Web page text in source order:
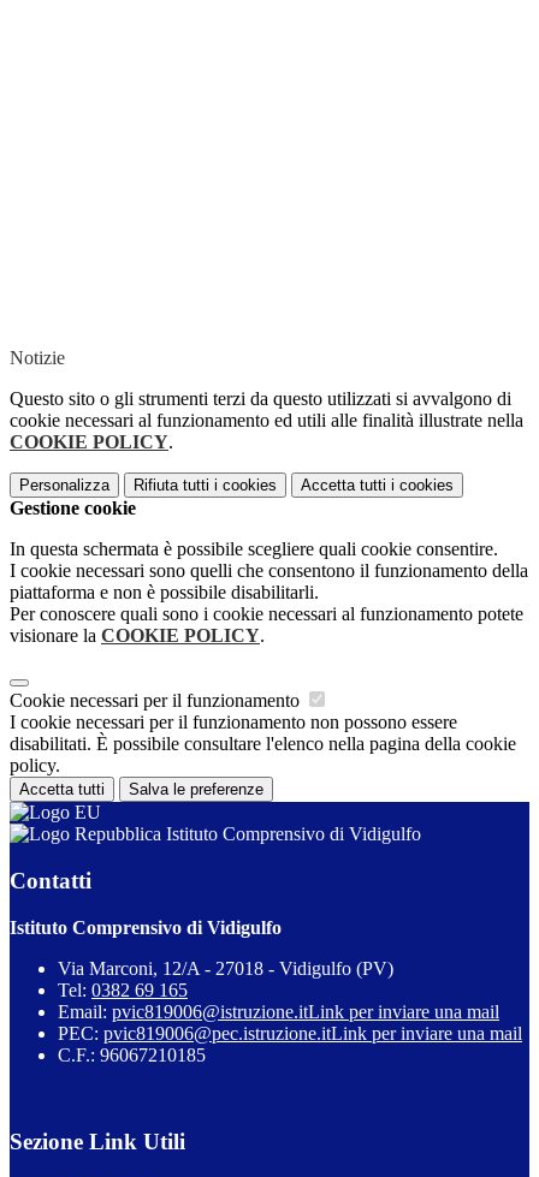
Notizie
Questo sito o gli strumenti terzi da questo utilizzati si avvalgono di
cookie necessari al funzionamento ed utili alle finalità illustrate nella
COOKIE POLICY.
Personalizza Rifiuta tutti i cookies Accetta tutti i cookies
Gestione cookie
In questa schermata è possibile scegliere quali cookie consentire.
I cookie necessari sono quelli che consentono il funzionamento della
piattaforma e non è possibile disabilitarli.
Per conoscere quali sono i cookie necessari al funzionamento potete
visionare la COOKIE POLICY.
Cookie necessari per il funzionamento
I cookie necessari per il funzionamento non possono essere
disabilitati. È possibile consultare l'elenco nella pagina della cookie
policy.
Accetta tutti Salva le preferenze
Istituto Comprensivo di Vidigulfo
Contatti
Istituto Comprensivo di Vidigulfo
Via Marconi, 12/A - 27018 - Vidigulfo (PV)
Tel: 0382 69 165
Email: pvic819006@istruzione.itLink per inviare una mail
PEC: pvic819006@pec.istruzione.itLink per inviare una mail
C.F.: 96067210185
Sezione Link Utili